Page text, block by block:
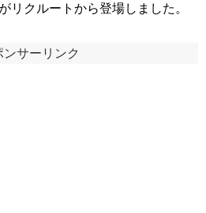
リクルートから登場しました。
ンサーリンク